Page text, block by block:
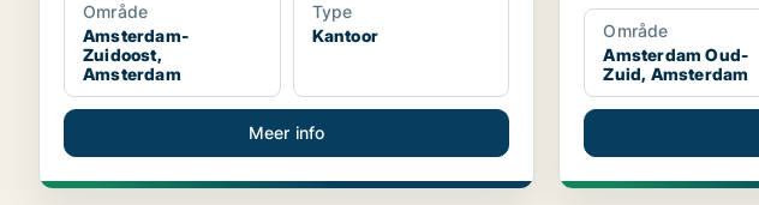
Område
Amsterdam-
Zuidoost,
Amsterdam
Type
Kantoor
Meer info
Område
Amsterdam Oud-
Zuid, Amsterdam